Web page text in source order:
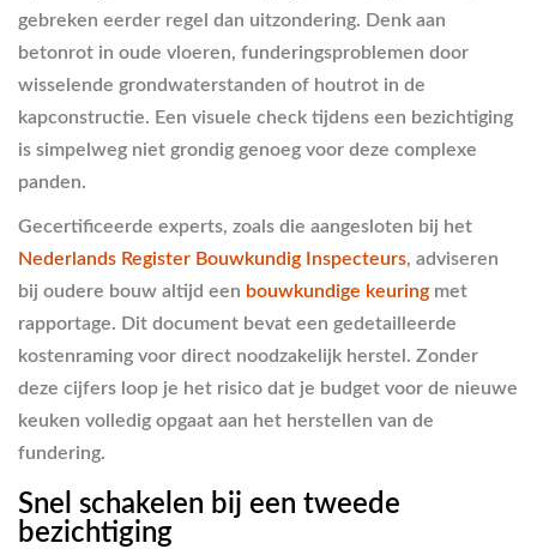
gebreken eerder regel dan uitzondering. Denk aan
betonrot in oude vloeren, funderingsproblemen door
wisselende grondwaterstanden of houtrot in de
kapconstructie. Een visuele check tijdens een bezichtiging
is simpelweg niet grondig genoeg voor deze complexe
panden.
Gecertificeerde experts, zoals die aangesloten bij het
Nederlands Register Bouwkundig Inspecteurs, adviseren
bij oudere bouw altijd een bouwkundige keuring met
rapportage. Dit document bevat een gedetailleerde
kostenraming voor direct noodzakelijk herstel. Zonder
deze cijfers loop je het risico dat je budget voor de nieuwe
keuken volledig opgaat aan het herstellen van de
fundering.
Snel schakelen bij een tweede
bezichtiging